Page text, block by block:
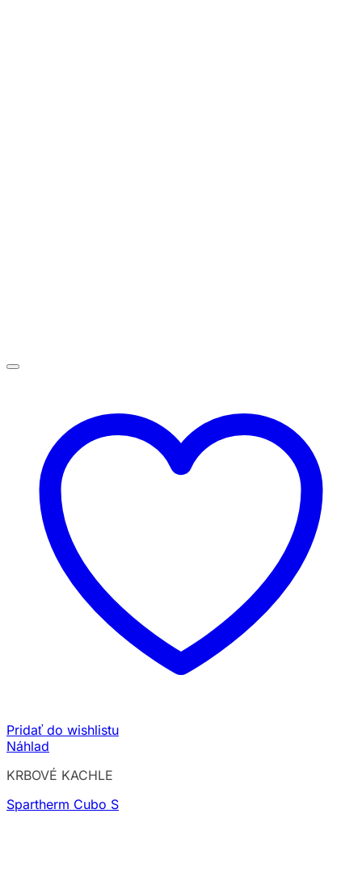
Pridať do wishlistu
Náhlad
KRBOVÉ KACHLE
Spartherm Cubo S